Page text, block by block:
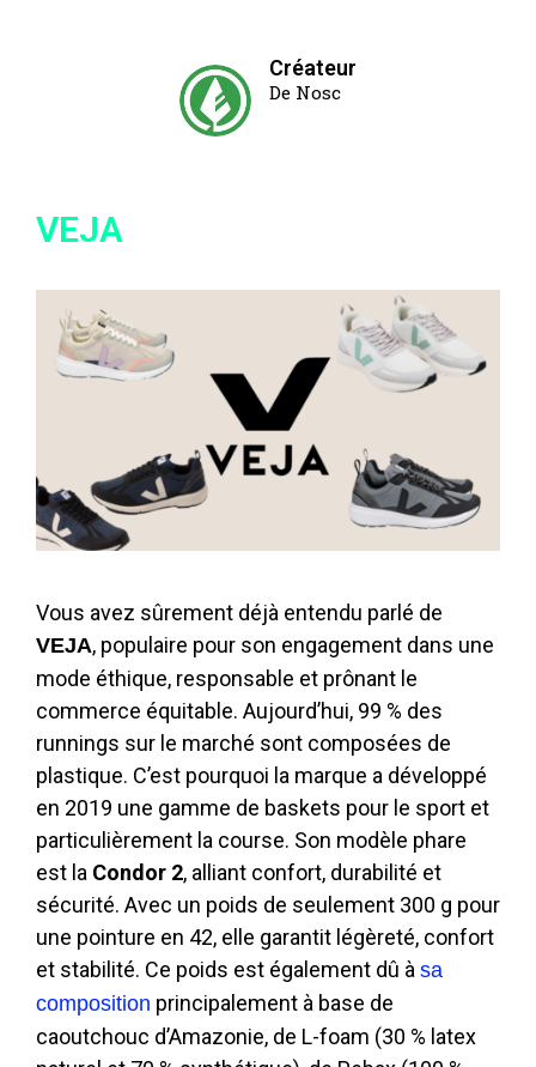
Créateur
De Nosc
VEJA
Vous avez sûrement déjà entendu parlé de
VEJA, populaire pour son engagement dans une
mode éthique, responsable et prônant le
commerce équitable. Aujourd’hui, 99 % des
runnings sur le marché sont composées de
plastique. C’est pourquoi l a marque a développé
en 2019 une gamme de baskets pour le sport et
particulièrement la course. Son modèle phare
est la Condor 2, alliant confort, durabilité et
sécurité. Avec un poids de seulement 300 g pour
une pointure en 42, elle garantit légèreté, confort
et stabilité. Ce poids est également dû à sa
composition principalement à base de
caoutchouc d’Amazonie, de L-foam (30 % latex